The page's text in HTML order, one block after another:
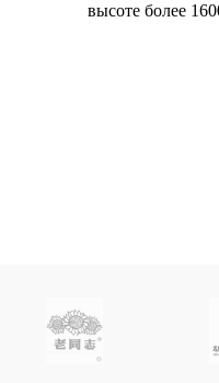
высоте более